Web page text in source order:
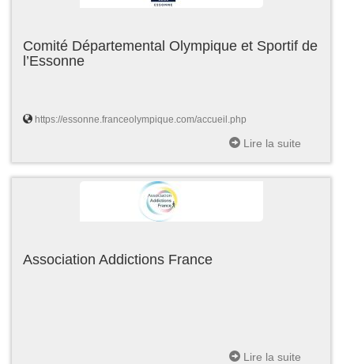
Comité Départemental Olympique et Sportif de
l’Essonne
https://essonne.franceolympique.com/accueil.php
Lire la suite
Association Addictions France
Lire la suite